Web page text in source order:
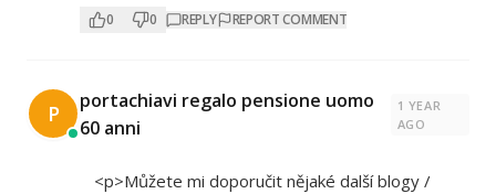
0 0 REPLY REPORT COMMENT
P
portachiavi regalo pensione uomo
60 anni
1 YEAR
AGO
<p>Můžete mi doporučit nějaké další blogy /